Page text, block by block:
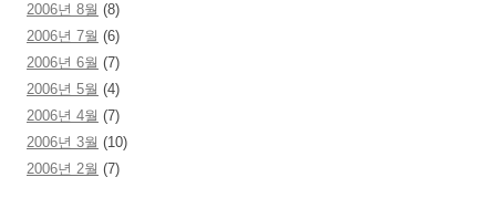
2006년 8월 (8)
2006년 7월 (6)
2006년 6월 (7)
2006년 5월 (4)
2006년 4월 (7)
2006년 3월 (10)
2006년 2월 (7)